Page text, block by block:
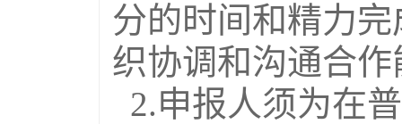
分的时间和精力
织协调和沟通合作
2.申报人须为在